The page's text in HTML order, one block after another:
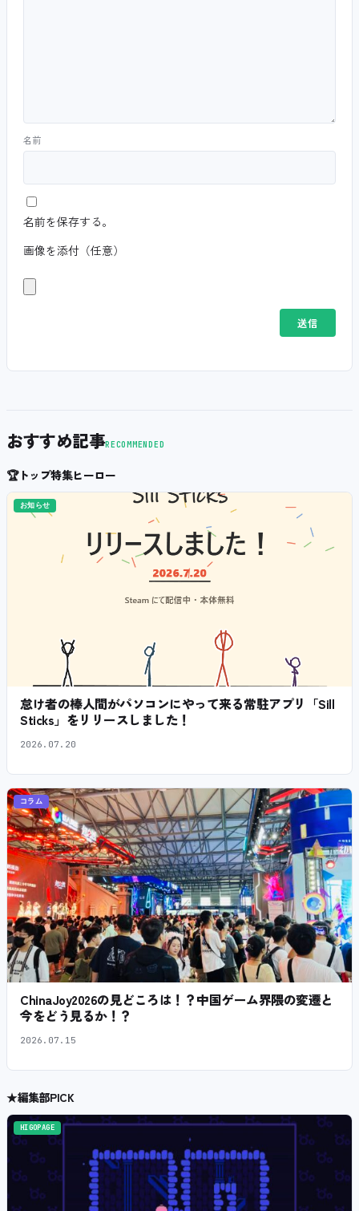
名前
名前を保存する。
画像を添付（任意）
おすすめ記事RECOMMENDED
🏆トップ特集ヒーロー
お知らせ
怠け者の棒人間がパソコンにやって来る常駐アプリ「Sill
Sticks」をリリースしました！
2026.07.20
コラム
ChinaJoy2026の見どころは！？中国ゲーム界隈の変遷と
今をどう見るか！？
2026.07.15
★編集部PICK
HIGOPAGE